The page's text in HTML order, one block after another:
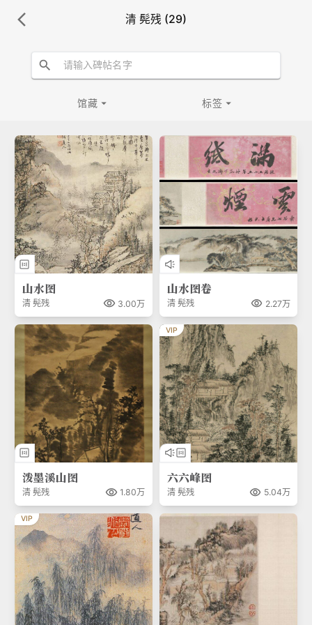
清 髡残 (29)
馆藏 标签
山水图
清 髡残 3.00万
山水图卷
清 髡残 2.27万
泼墨溪山图
清 髡残 1.80万
VIP
六六峰图
清 髡残 5.04万
VIP